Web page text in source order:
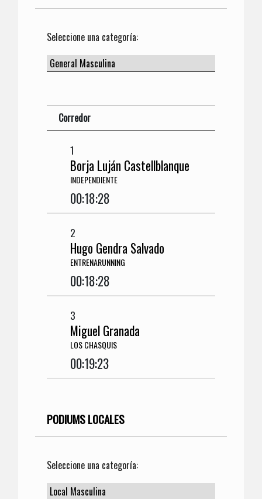
Seleccione una categoría:
Corredor
1
Borja Luján Castellblanque
INDEPENDIENTE
00:18:28
2
Hugo Gendra Salvado
ENTRENARUNNING
00:18:28
3
Miguel Granada
LOS CHASQUIS
00:19:23
PODIUMS LOCALES
Seleccione una categoría: